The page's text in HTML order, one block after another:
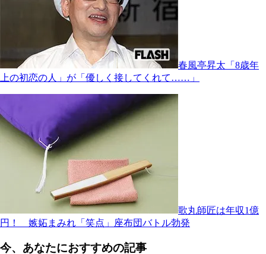
春風亭昇太「8歳年
上の初恋の人」が「優しく接してくれて……」
歌丸師匠は年収1億
円！ 嫉妬まみれ「笑点」座布団バトル勃発
今、あなたにおすすめの記事